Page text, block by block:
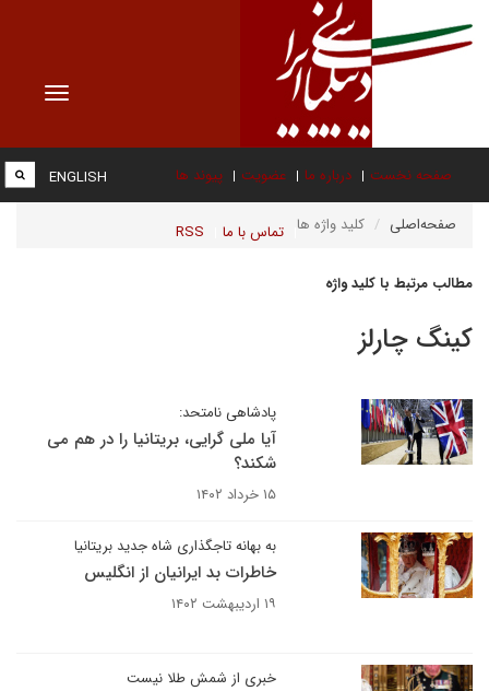
Toggle
صفحه نخست درباره ما عضویت پیوند ها
تماس با ما RSS
ENGLISH
صفحه‌اصلی کلید واژه ها
مطالب مرتبط با کلید واژه
کینگ چارلز
پادشاهی نامتحد:
آیا ملی گرایی، بریتانیا را در هم می
شکند؟
۱۵ خرداد ۱۴۰۲
به بهانه تاجگذاری شاه جدید بریتانیا
خاطرات بد ایرانیان از انگلیس
۱۹ اردیبهشت ۱۴۰۲
خبری از شمش طلا نیست